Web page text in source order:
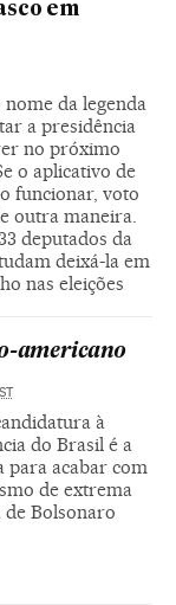
em
nome da legenda
a presidência
no próximo
o aplicativo de
funcionar, voto
outra maneira.
deputados da
deixá-la em
nas eleições
americano
à
do Brasil é a
para acabar com
de extrema
Bolsonaro